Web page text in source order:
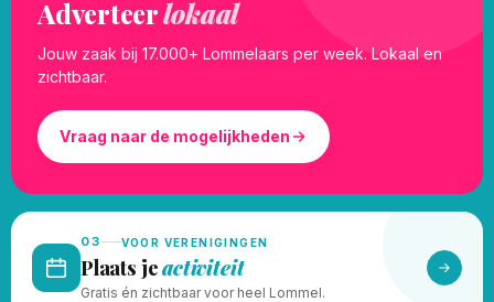
Adverteerlokaal
Jouw zaak bij 17.000+ Lommelaars per week. Lokaal en
zichtbaar.
Vraag naar de mogelijkheden
03 VOOR VERENIGINGEN
Plaats jeactiviteit
Gratis én zichtbaar voor heel Lommel.